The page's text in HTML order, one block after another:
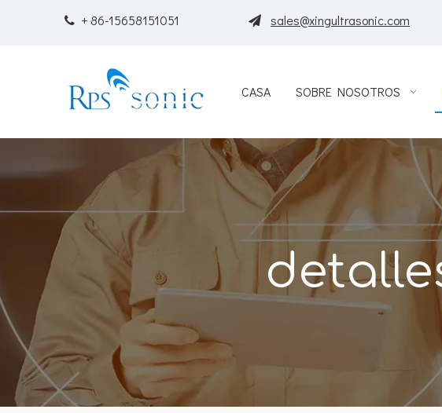
 + 86-15658151051  sales@xingultrasonic.com
CASA SOBRE NOSOTROS